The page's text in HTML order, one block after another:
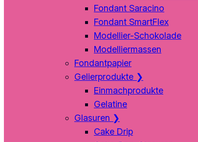
Fondant Saracino
Fondant SmartFlex
Modellier-Schokolade
Modelliermassen
Fondantpapier
Gelierprodukte ❯
Einmachprodukte
Gelatine
Glasuren ❯
Cake Drip